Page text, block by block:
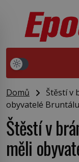
Domů
Štěstí v
obyvatelé
Štěstí v
měli